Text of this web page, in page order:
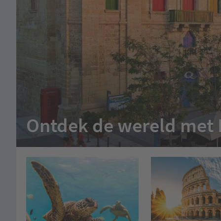
Ontdek de wereld met